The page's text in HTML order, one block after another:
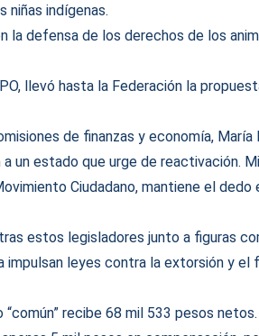
niñas indígenas.
la defensa de los derechos de los
llevó hasta la Federación la
de finanzas y economía, María
un estado que urge de reactivación.
Ciudadano, mantiene el dedo
estos legisladores junto a figuras
impulsan leyes contra la extorsión y
recibe 68 mil 533 pesos netos.